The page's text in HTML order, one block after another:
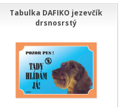
Tabulka DAFIKO jezevčík
drsnosrstý